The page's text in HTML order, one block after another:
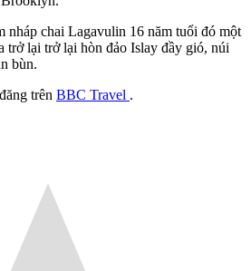
nháp chai Lagavulin 16 năm tuổi đó một
trở lại trở lại hòn đảo Islay đầy gió, núi
bùn.
trên BBC Travel .